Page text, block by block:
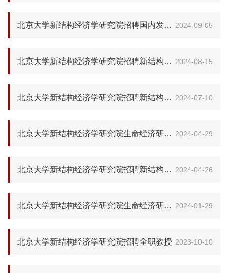
2024-09-05
北京大学新结构经济学研究院招聘国内发展合作部研究员
2024-08-15
北京大学新结构经济学研究院招聘新结构产业经济学方向学科建设博士后
2024-07-10
北京大学新结构经济学研究院招聘新结构产业经济学方向学科建设博士后
2024-04-29
北京大学新结构经济学研究院生命经济研究项目组招聘特聘研究员/博士后研究员/研究专员
2024-04-26
北京大学新结构经济学研究院招聘新结构金融学学科建设博士后
2024-01-29
北京大学新结构经济学研究院生命经济研究项目组招聘特聘研究员/博士后研究员
2023-10-10
北京大学新结构经济学研究院招聘全职教授